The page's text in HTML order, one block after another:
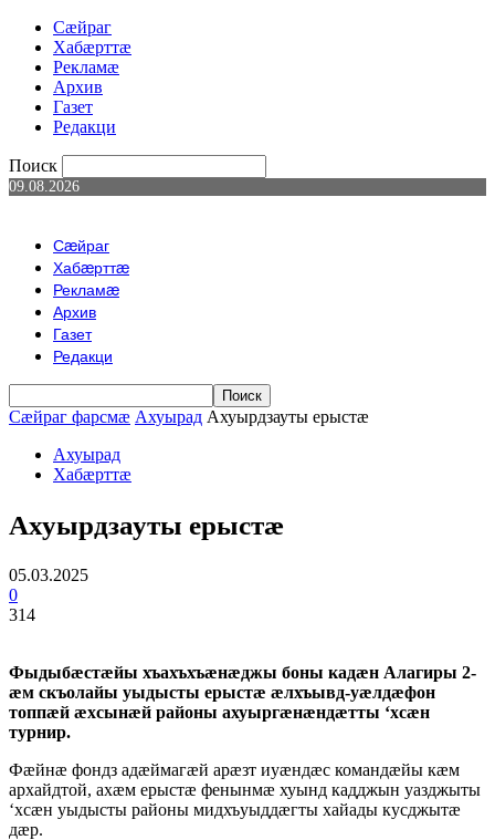
Сæйраг
Хабæрттæ
Рекламæ
Архив
Газет
Редакци
Поиск
09.08.2026
Сæйраг
Хабæрттæ
Рекламæ
Архив
Газет
Редакци
Сæйраг фарсмæ Ахуырад Ахуырдзауты ерыстæ
Ахуырад
Хабæрттæ
Ахуырдзауты ерыстæ
05.03.2025
0
314
Фыдыбæстæйы хъахъхъæнæджы боны кадæн Алагиры 2-
æм скъолайы уыдысты ерыстæ æлхъывд-уæлдæфон
топпæй æхсынæй районы ахуыргæнæндæтты ‘хсæн
турнир.
Фæйнæ фондз адæймагæй арæзт иуæндæс командæйы кæм
архайдтой, ахæм ерыстæ фенынмæ хуынд кадджын уазджыты
‘хсæн уыдысты районы мидхъуыддæгты хайады кусджытæ
дæр.